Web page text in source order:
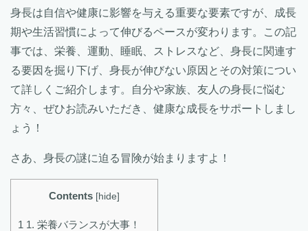
身長は自信や健康に影響を与える重要な要素ですが、成長
期や生活習慣によって伸びるペースが変わります。この記
事では、栄養、運動、睡眠、ストレスなど、身長に関連す
る要因を掘り下げ、身長が伸びない原因とその対策につい
て詳しくご紹介します。自分や家族、友人の身長に悩む
方々、ぜひお読みいただき、健康な成長をサポートしまし
ょう！
さあ、身長の謎に迫る冒険が始まりますよ！
Contents [hide]
1 1. 栄養バランスが大事！